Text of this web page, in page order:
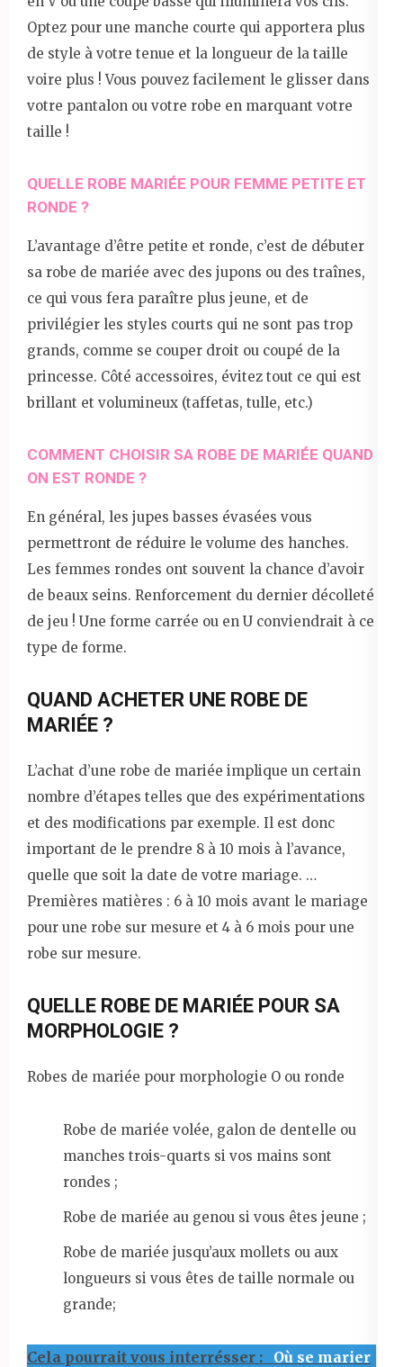
Optez pour une manche courte qui apportera plus
de style à votre tenue et la longueur de la taille
voire plus ! Vous pouvez facilement le glisser dans
votre pantalon ou votre robe en marquant votre
taille !
QUELLE ROBE MARIÉE POUR FEMME PETITE ET
RONDE ?
L’avantage d’être petite et ronde, c’est de débuter
sa robe de mariée avec des jupons ou des traînes,
ce qui vous fera paraître plus jeune, et de
privilégier les styles courts qui ne sont pas trop
grands, comme se couper droit ou coupé de la
princesse. Côté accessoires, évitez tout ce qui est
brillant et volumineux (taffetas, tulle, etc.)
COMMENT CHOISIR SA ROBE DE MARIÉE QUAND
ON EST RONDE ?
En général, les jupes basses évasées vous
permettront de réduire le volume des hanches.
Les femmes rondes ont souvent la chance d’avoir
de beaux seins. Renforcement du dernier décolleté
de jeu ! Une forme carrée ou en U conviendrait à ce
type de forme.
QUAND ACHETER UNE ROBE DE
MARIÉE ?
L’achat d’une robe de mariée implique un certain
nombre d’étapes telles que des expérimentations
et des modifications par exemple. Il est donc
important de le prendre 8 à 10 mois à l’avance,
quelle que soit la date de votre mariage. …
Premières matières : 6 à 10 mois avant le mariage
pour une robe sur mesure et 4 à 6 mois pour une
robe sur mesure.
QUELLE ROBE DE MARIÉE POUR SA
MORPHOLOGIE ?
Robes de mariée pour morphologie O ou ronde
Robe de mariée volée, galon de dentelle ou
manches trois-quarts si vos mains sont
rondes ;
Robe de mariée au genou si vous êtes jeune ;
Robe de mariée jusqu’aux mollets ou aux
longueurs si vous êtes de taille normale ou
grande;
Cela pourrait vous interrésser :
Où se marier